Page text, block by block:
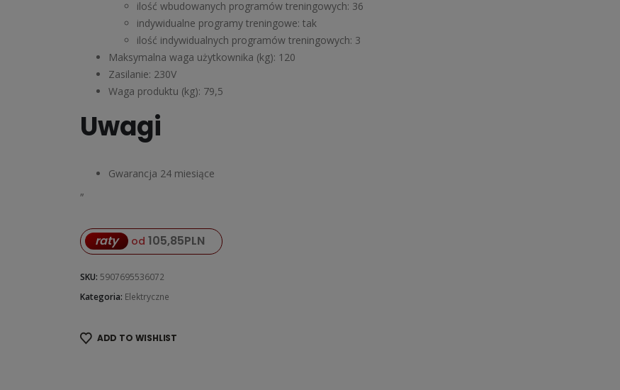
ilość wbudowanych programów treningowych: 36
indywidualne programy treningowe: tak
ilość indywidualnych programów treningowych: 3
Maksymalna waga użytkownika (kg): 120
Zasilanie: 230V
Waga produktu (kg): 79,5
Uwagi
Gwarancja 24 miesiące
„
raty od 105,85PLN
SKU: 5907695536072
Kategoria: Elektryczne
ADD TO WISHLIST